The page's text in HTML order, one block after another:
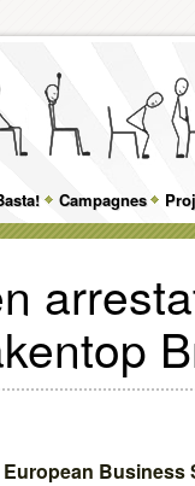
Campagnes
Business